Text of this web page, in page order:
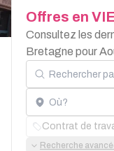
Offres en VIE
Consultez les
Bretagne pour
Rechercher par
Localisation
Contrat de
Recherche